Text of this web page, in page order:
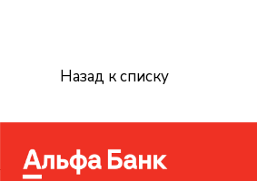
Назад к списку